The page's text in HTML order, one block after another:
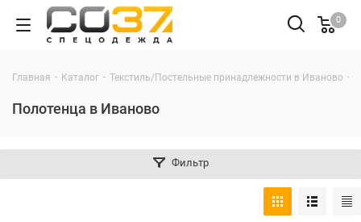
0
Главная - Каталог - Текстиль/Постельные принадлежности в Иваново -
Полотенца в Иваново
Фильтр